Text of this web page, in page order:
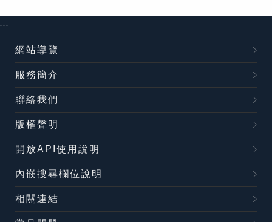
:::
網站導覽
服務簡介
聯絡我們
版權聲明
開放API使用說明
內嵌搜尋欄位說明
相關連結